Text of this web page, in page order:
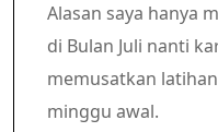
Alasan saya hanya
di Bulan Juli nanti
memusatkan
minggu awal.